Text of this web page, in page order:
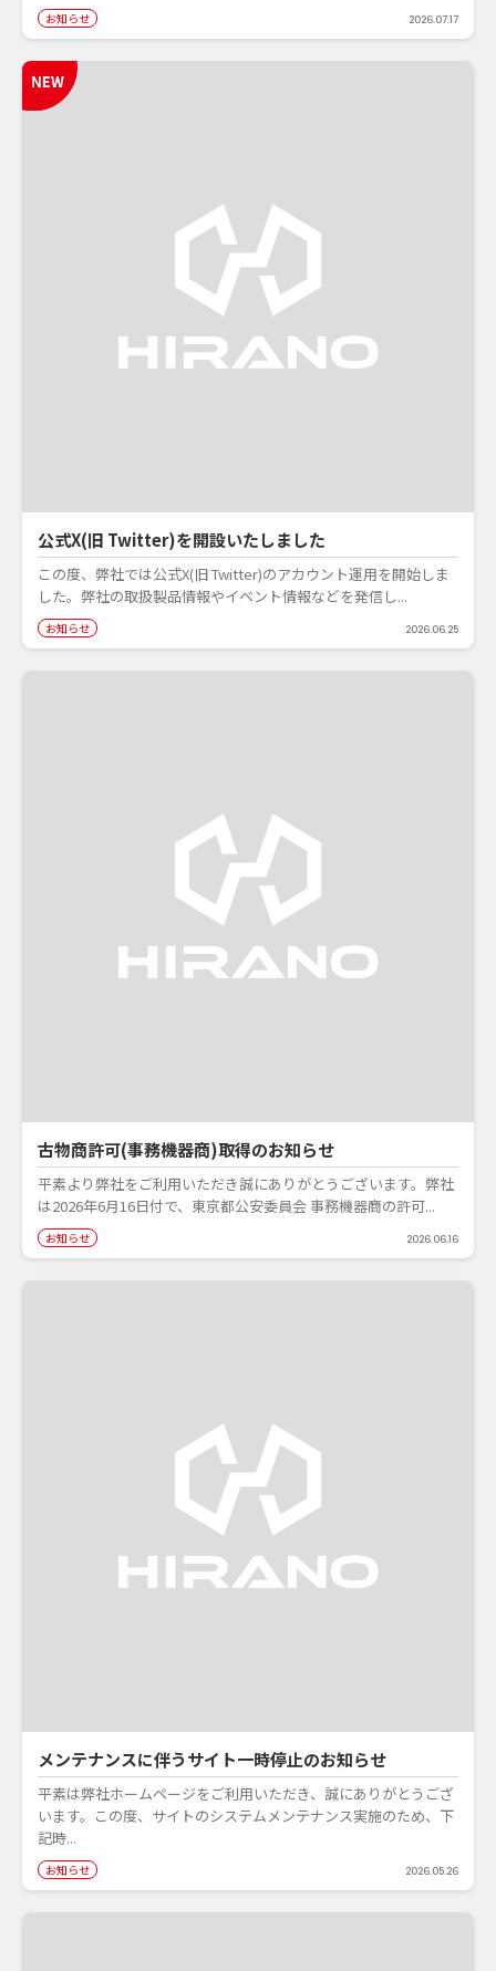
お知らせ 2026.07.17
公式X(旧 Twitter)を開設いたしました
この度、弊社では公式X(旧 Twitter)のアカウント運用を開始しま
した。弊社の取扱製品情報やイベント情報などを発信し...
お知らせ 2026.06.25
古物商許可(事務機器商)取得のお知らせ
平素より弊社をご利用いただき誠にありがとうございます。弊社
は2026年6月16日付で、東京都公安委員会 事務機器商の許可...
お知らせ 2026.06.16
メンテナンスに伴うサイト一時停止のお知らせ
平素は弊社ホームページをご利用いただき、誠にありがとうござ
います。この度、サイトのシステムメンテナンス実施のため、下
記時...
お知らせ 2026.05.26